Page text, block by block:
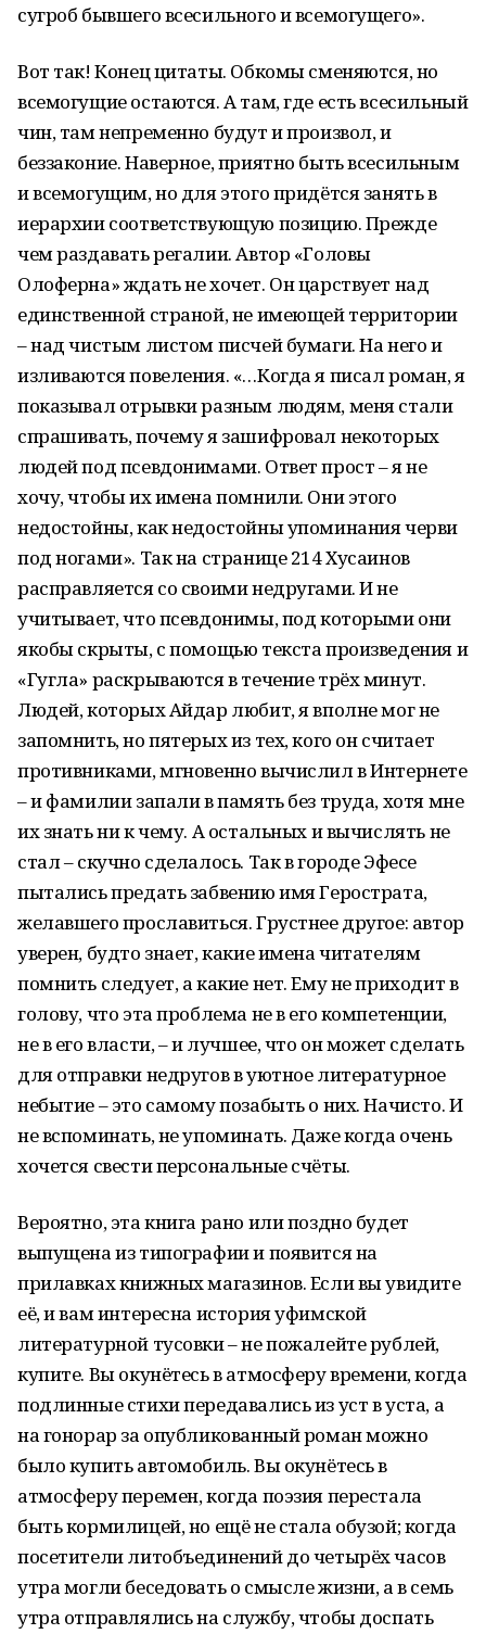
сугроб бывшего всесильного и всемогущего».
Вот так! Конец цитаты. Обкомы сменяются, но
всемогущие остаются. А там, где есть всесильный
чин, там непременно будут и произвол, и
беззаконие. Наверное, приятно быть всесильным
и всемогущим, но для этого придётся занять в
иерархии соответствующую позицию. Прежде
чем раздавать регалии. Автор «Головы
Олоферна» ждать не хочет. Он царствует над
единственной страной, не имеющей территории
– над чистым листом писчей бумаги. На него и
изливаются повеления. «…Когда я писал роман, я
показывал отрывки разным людям, меня стали
спрашивать, почему я зашифровал некоторых
людей под псевдонимами. Ответ прост – я не
хочу, чтобы их имена помнили. Они этого
недостойны, как недостойны упоминания черви
под ногами». Так на странице 214 Хусаинов
расправляется со своими недругами. И не
учитывает, что псевдонимы, под которыми они
якобы скрыты, с помощью текста произведения и
«Гугла» раскрываются в течение трёх минут.
Людей, которых Айдар любит, я вполне мог не
запомнить, но пятерых из тех, кого он считает
противниками, мгновенно вычислил в Интернете
– и фамилии запали в память без труда, хотя мне
их знать ни к чему. А остальных и вычислять не
стал – скучно сделалось. Так в городе Эфесе
пытались предать забвению имя Герострата,
желавшего прославиться. Грустнее другое: автор
уверен, будто знает, какие имена читателям
помнить следует, а какие нет. Ему не приходит в
голову, что эта проблема не в его компетенции,
не в его власти, – и лучшее, что он может сделать
для отправки недругов в уютное литературное
небытие – это самому позабыть о них. Начисто. И
не вспоминать, не упоминать. Даже когда очень
хочется свести персональные счёты.
Вероятно, эта книга рано или поздно будет
выпущена из типографии и появится на
прилавках книжных магазинов. Если вы увидите
её, и вам интересна история уфимской
литературной тусовки – не пожалейте рублей,
купите. Вы окунётесь в атмосферу времени, когда
подлинные стихи передавались из уст в уста, а
на гонорар за опубликованный роман можно
было купить автомобиль. Вы окунётесь в
атмосферу перемен, когда поэзия перестала
быть кормилицей, но ещё не стала обузой; когда
посетители литобъединений до четырёх часов
утра могли беседовать о смысле жизни, а в семь
утра отправлялись на службу, чтобы доспать